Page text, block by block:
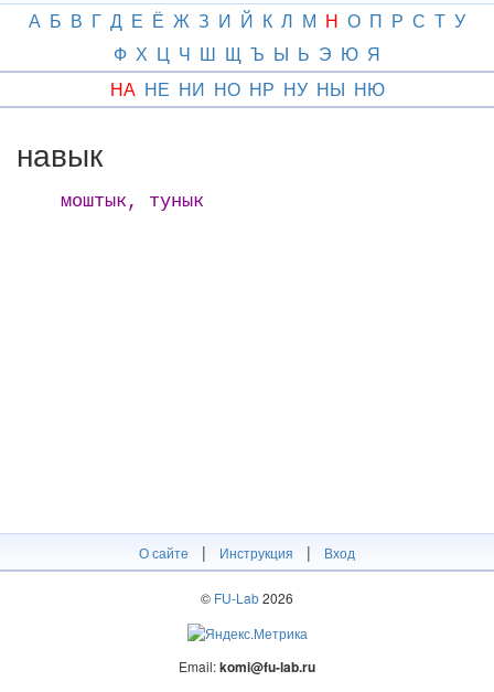
А Б В Г Д Е Ё Ж З И Й К Л М Н О П Р С Т У
Ф Х Ц Ч Ш Щ Ъ Ы Ь Э Ю Я
НА НЕ НИ НО НР НУ НЫ НЮ
навык
моштык, тунык
О сайте | Инструкция | Вход
© FU-Lab2026
Email:komi@fu-lab.ru